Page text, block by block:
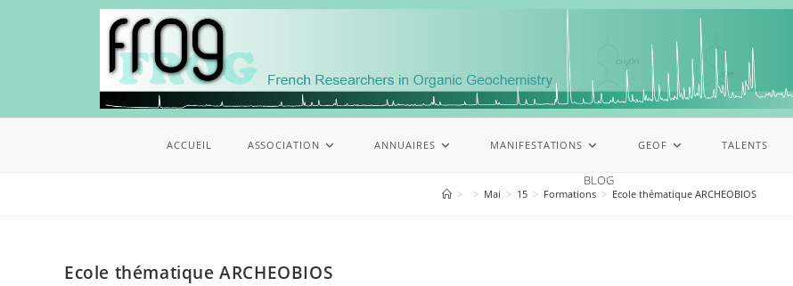
ACCUEIL ASSOCIATION ANNUAIRES MANIFESTATIONS GEOF TALENTS
BLOG
> > Mai > 15 > Formations > Ecole thématique ARCHEOBIOS
Ecole thématique ARCHEOBIOS